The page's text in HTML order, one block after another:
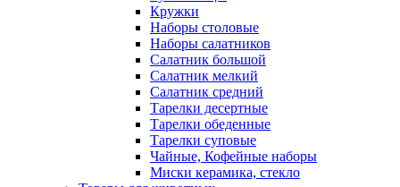
Кружки
Наборы столовые
Наборы салатников
Салатник большой
Салатник мелкий
Салатник средний
Тарелки десертные
Тарелки обеденные
Тарелки суповые
Чайные, Кофейные наборы
Миски керамика, стекло